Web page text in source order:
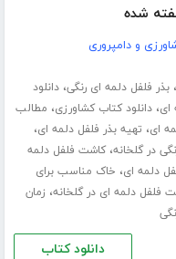
شده
و دامپروری
،بذر فلفل دلمه ای رنگی،دانلود
ای،دانلود کتاب کشاورزی، مطالب
ای، تهیه بذر فلفل دلمه ای،
در گلخانه،کاشت فلفل دلمه
دلمه ای، خاک مناسب برای
فلفل دلمه ای در گلخانه، زمان
دانلود کتاب